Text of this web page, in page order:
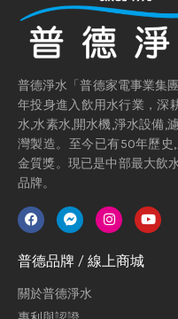
普德淨水「普德家電事業集
年投身進入飲用水行業，深
水,水素水,開水機,淨水設備,
灣製造。至今已有50年歷
金質獎。現已是中部最大飲
品牌。
普德品牌 / 線上商城
關於普德淨水